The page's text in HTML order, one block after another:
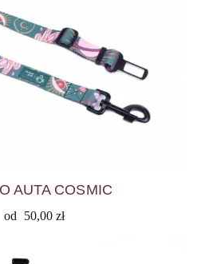
AUTA COSMIC
od 50,00 zł